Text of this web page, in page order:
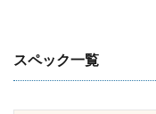
スペック一覧